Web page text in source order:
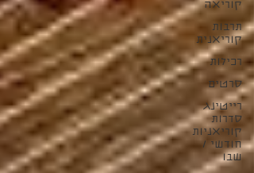
קוריאה
תרבות
קוריאנית
רכילות
סרטים
רייטינג
סדרות
קוריאניות
חודשי /
שבו